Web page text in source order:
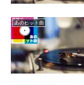
あのヒット曲